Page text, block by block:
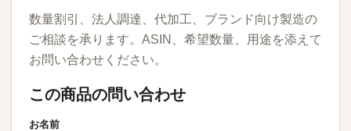
数量割引、法人調達、代加工、ブランド向け製造の
ご相談を承ります。ASIN、希望数量、用途を添えて
お問い合わせください。
この商品の問い合わせ
お名前